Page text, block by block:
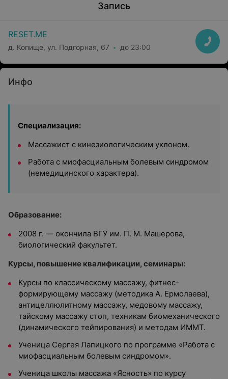
Запись
RESET.ME
д. Копище, ул. Подгорная, 67 до 23:00
Инфо
Специализация:
Массажист с кинезиологическим уклоном.
Работа с миофасциальным болевым синдромом
(немедицинского характера).
Образование:
2008 г. — окончила ВГУ им. П. М. Машерова,
биологический факультет.
Курсы, повышение квалификации, семинары:
Курсы по классическому массажу, фитнес-
формирующему массажу (методика А. Ермолаева),
антицеллюлитному массажу, медовому массажу,
тайскому массажу стоп, техникам биомеханического
(динамического тейпирования) и методам ИММТ.
Ученица Сергея Лапицкого по программе «Работа с
миофасциальным болевым синдромом».
Ученица школы массажа «Ясность» по курсу